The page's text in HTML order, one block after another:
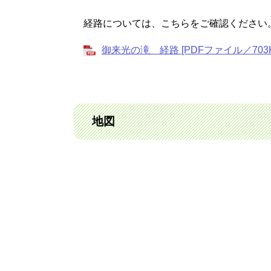
経路については、こちらをご確認ください
御来光の滝 経路 [PDFファイル／
地図